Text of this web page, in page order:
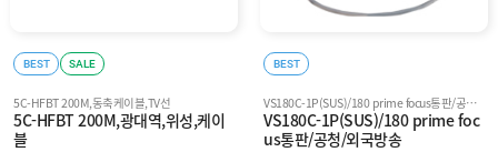
BEST SALE
5C-HFBT 200M,동축케이블,TV선
5C-HFBT 200M,광대역,위성,케이
블
BEST
VS180C-1P(SUS)/180 prime focus통판/공청/외국방송
VS180C-1P(SUS)/180 prime foc
us통판/공청/외국방송